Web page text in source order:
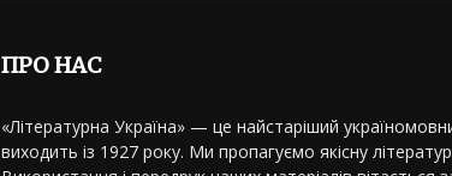
ПРО НАС
«Літературна Україна» — це найстаріший
виходить із 1927 року. Ми пропагуємо якісну